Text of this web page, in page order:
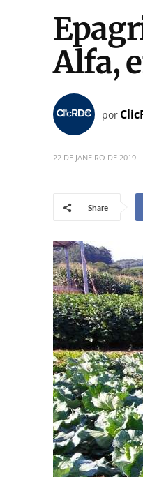
Alfa,
por
22 DE JANEIRO DE 2019
Share